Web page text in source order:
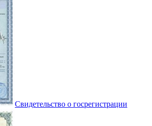
Свидетельство о госрегистрации